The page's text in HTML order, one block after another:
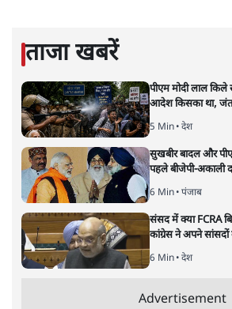
नेशनल ब्यूरो
नेशनल ब्यूरोकी और स्टोरी पढ़ें
अगली खबर लोड हो रही
ताजा खबरें